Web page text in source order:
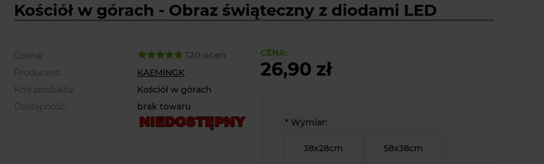
Kościół w górach - Obraz świąteczny z diodami LED
Ocena: 120 ocen
Producent:
KAEMINGK
Kod produktu:
Kościół w górach
Dostępność:
brak towaru
CENA:
26,90 zł
* Wymiar:
38x28cm 58x38cm